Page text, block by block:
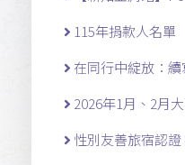
115年捐款人名單
在同行中綻放：
2026年1月、2月
性別友善旅宿認證